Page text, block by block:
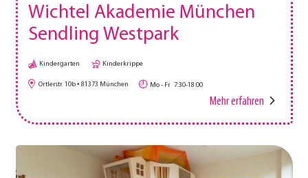
Wichtel Akademie München
Sendling Westpark
Kindergarten Kinderkrippe
Ortlerstr. 10b 81373 München Mo - Fr 7:30-18:00
Mehr erfahren